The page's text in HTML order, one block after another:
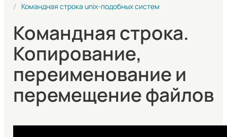
Командная строка unix-подобных систем
Командная строка.
Копирование,
переименование и
перемещение файлов